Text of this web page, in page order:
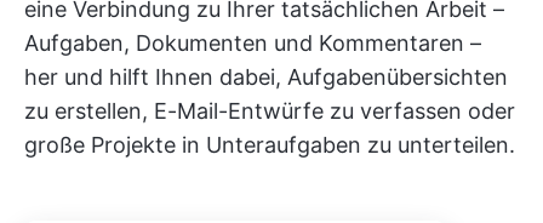
eine Verbindung zu Ihrer tatsächlichen Arbeit –
Aufgaben, Dokumenten und Kommentaren –
her und hilft Ihnen dabei, Aufgabenübersichten
zu erstellen, E-Mail-Entwürfe zu verfassen oder
große Projekte in Unteraufgaben zu unterteilen.